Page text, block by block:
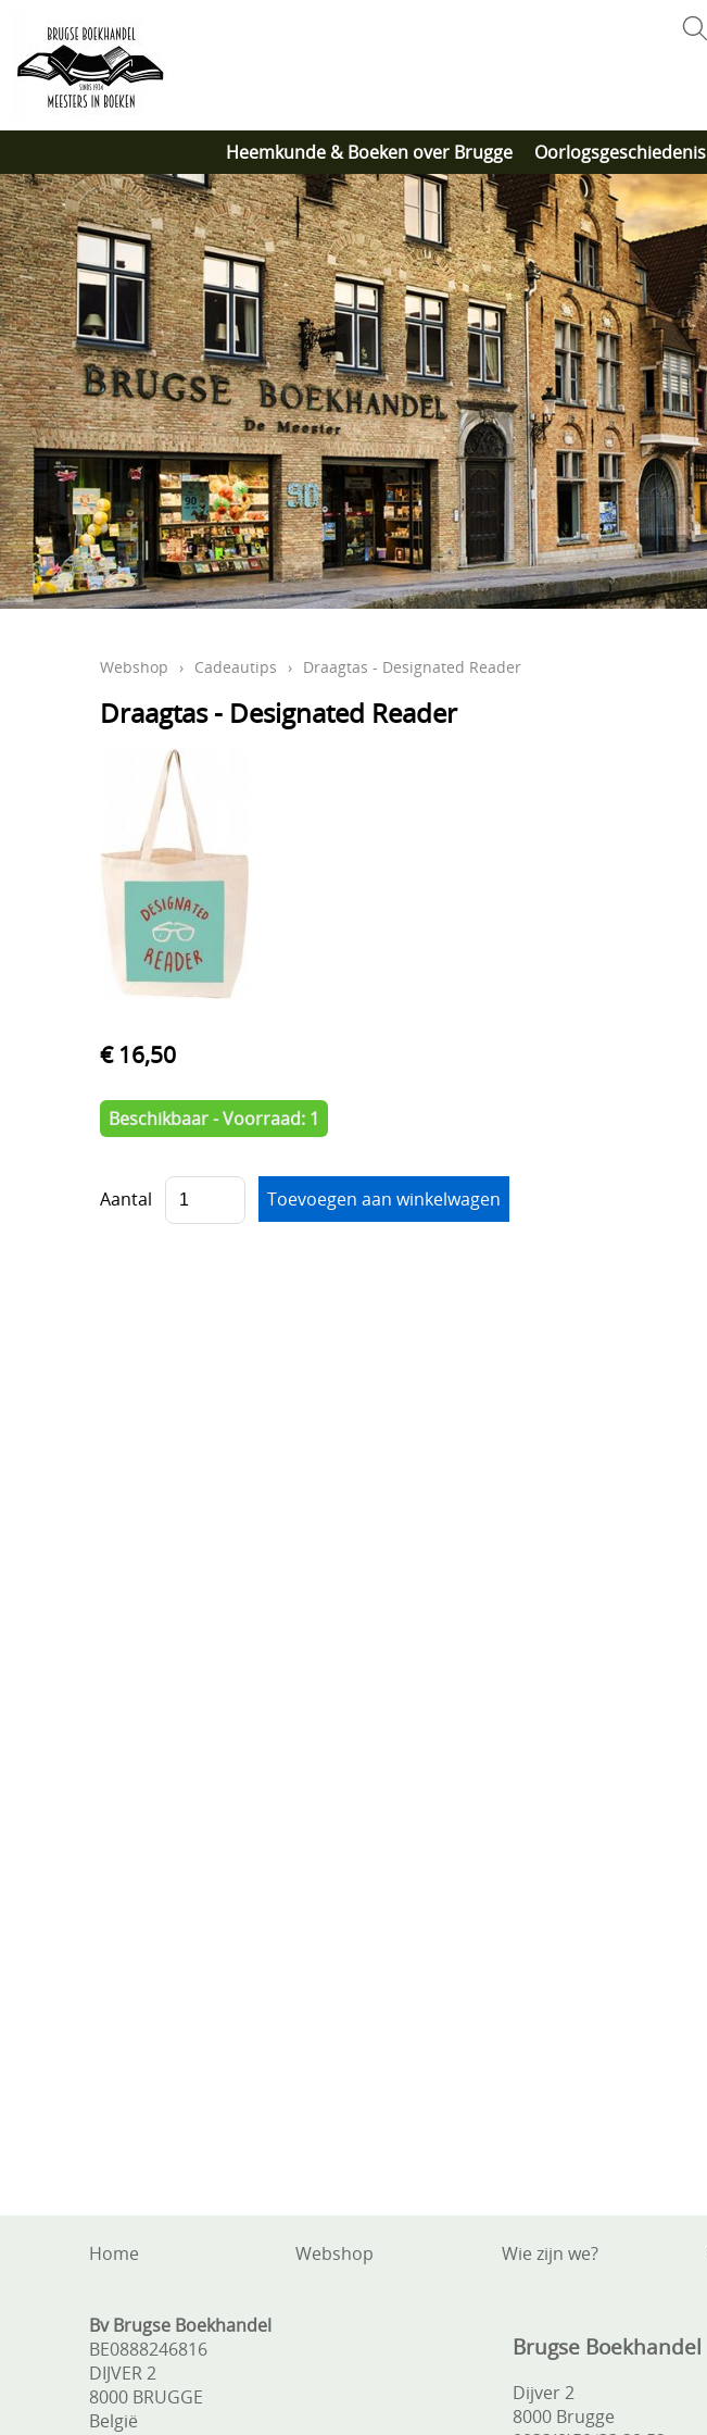
Heemkunde & Boeken over Brugge Oorlogsgeschiedenis
Webshop › Cadeautips › Draagtas - Designated Reader
Draagtas - Designated Reader
€ 16,50
Beschikbaar - Voorraad: 1
Aantal
Home Webshop Wie zijn we?
Bv Brugse Boekhandel
BE0888246816
DIJVER 2
8000 BRUGGE
België
Brugse Boekhandel
Dijver 2
8000 Brugge